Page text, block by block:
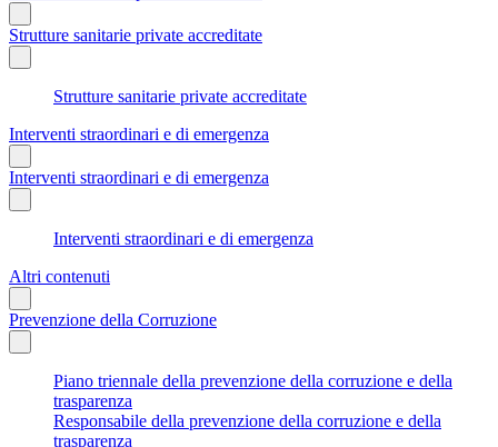
Strutture sanitarie private accreditate
Strutture sanitarie private accreditate
Interventi straordinari e di emergenza
Interventi straordinari e di emergenza
Interventi straordinari e di emergenza
Altri contenuti
Prevenzione della Corruzione
Piano triennale della prevenzione della corruzione e della
trasparenza
Responsabile della prevenzione della corruzione e della
trasparenza